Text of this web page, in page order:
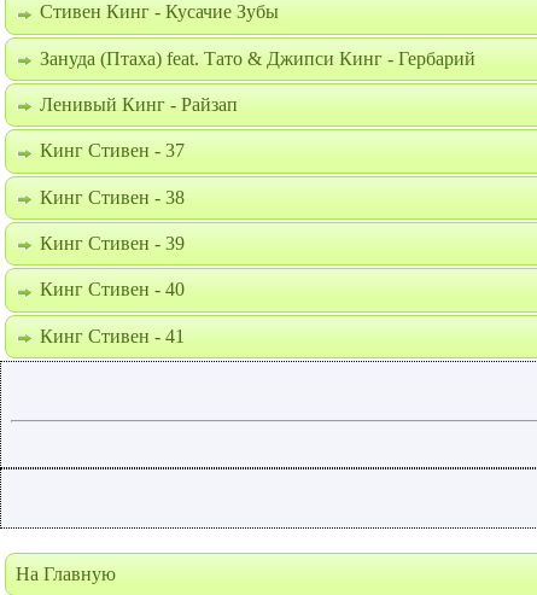
Стивен Кинг - Кусачие Зубы
Зануда (Птаха) feat. Тато & Джипси Кинг - Гербарий
Ленивый Кинг - Райзап
Кинг Стивен - 37
Кинг Стивен - 38
Кинг Стивен - 39
Кинг Стивен - 40
Кинг Стивен - 41
На Главную